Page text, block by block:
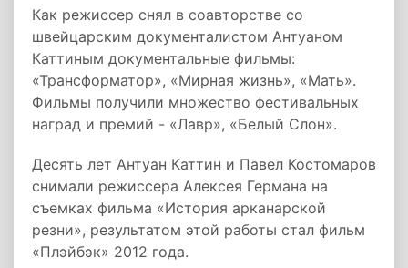
Как режиссер снял в соавторстве со
швейцарским документалистом Антуаном
Каттиным документальные фильмы:
«Трансформатор», «Мирная жизнь», «Мать».
Фильмы получили множество фестивальных
наград и премий - «Лавр», «Белый Слон».
Десять лет Антуан Каттин и Павел Костомаров
снимали режиссера Алексея Германа на
съемках фильма «История арканарской
резни», результатом этой работы стал фильм
«Плэйбэк» 2012 года.